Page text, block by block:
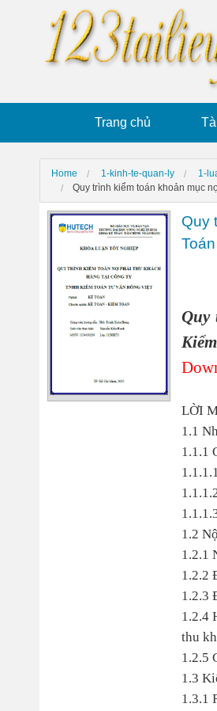
Trang chủ
Home 1-kinh-te-quan-ly 1-
Quy trình kiểm toán khoản mục
Quy
Quy
LỜI
1.1
1.1.1
1.2
1.2.1
1.2.2
1.2.3
1.2.4
thu
1.2.5
1.3
1.3.1